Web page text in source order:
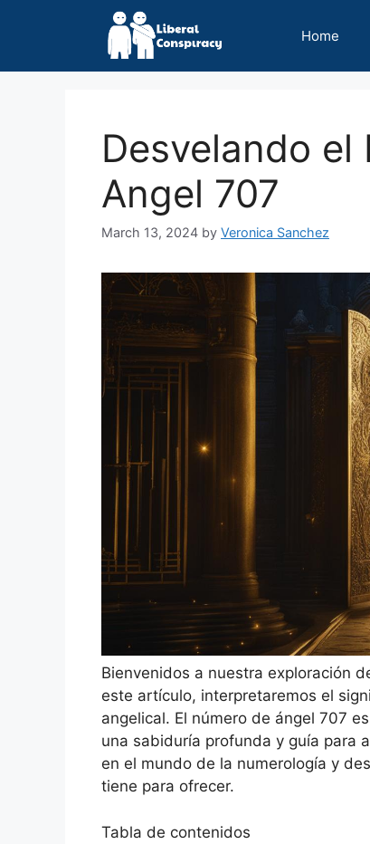
Home
Desvelando
Angel 707
March 13, 2024 by Veronica Sanchez
Bienvenidos a nuestra exploración
este artículo, interpretaremos el
angelical. El número de ángel 707
una sabiduría profunda y guía para
en el mundo de la numerología y
tiene para ofrecer.
Tabla de contenidos